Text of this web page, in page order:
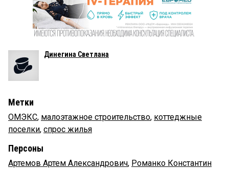
Динегина Светлана
Метки
ОМЭКС, малоэтажное строительство, коттеджные
поселки, спрос жилья
Персоны
Артемов Артем Александрович, Романко Константин